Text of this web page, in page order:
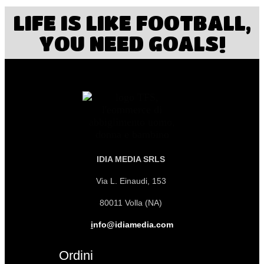
LIFE IS LIKE FOOTBALL,
YOU NEED GOALS!
IDIA MEDIA SRLS
Via L. Einaudi, 153
80011 Volla (NA)
info@idiamedia.com
Ordini